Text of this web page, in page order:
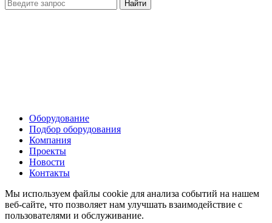
Оборудование
Подбор оборудования
Компания
Проекты
Новости
Контакты
Мы используем файлы cookie для анализа событий на нашем
веб-сайте, что позволяет нам улучшать взаимодействие с
пользователями и обслуживание.